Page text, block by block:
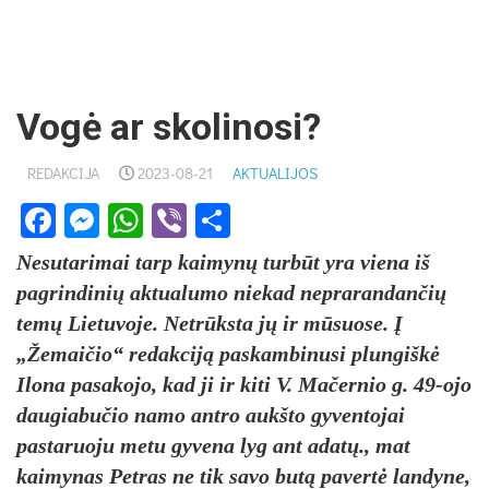
Vogė ar skolinosi?
REDAKCIJA 2023-08-21 AKTUALIJOS
Facebook
Messenger
WhatsApp
Viber
Nesutarimai tarp kaimynų turbūt yra viena iš
pagrindinių aktualumo niekad neprarandančių
temų Lietuvoje. Netrūksta jų ir mūsuose. Į
„Žemaičio“ redakciją paskambinusi plungiškė
Ilona pasakojo, kad ji ir kiti V. Mačernio g. 49-ojo
daugiabučio namo antro aukšto gyventojai
pastaruoju metu gyvena lyg ant adatų., mat
kaimynas Petras ne tik savo butą pavertė landyne,